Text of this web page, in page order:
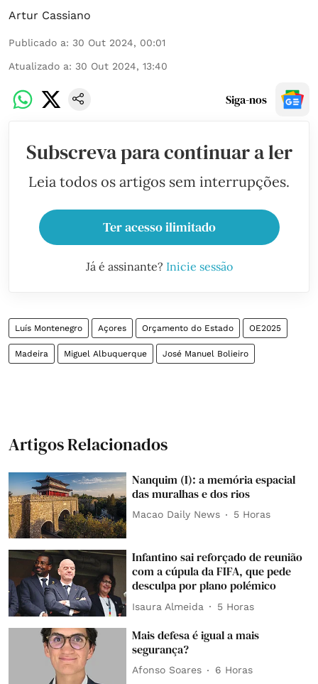
Artur Cassiano
Publicado a: 30 Out 2024, 00:01
Atualizado a: 30 Out 2024, 13:40
Siga-nos
Subscreva para continuar a ler
Leia todos os artigos sem interrupções.
Ter acesso ilimitado
Já é assinante? Inicie sessão
Luís Montenegro Açores Orçamento do Estado OE2025
Madeira Miguel Albuquerque José Manuel Bolieiro
Artigos Relacionados
Nanquim (I): a memória espacial
das muralhas e dos rios
Macao Daily News 5 Horas
Infantino sai reforçado de reunião
com a cúpula da FIFA, que pede
desculpa por plano polémico
Isaura Almeida 5 Horas
Mais defesa é igual a mais
segurança?
Afonso Soares 6 Horas